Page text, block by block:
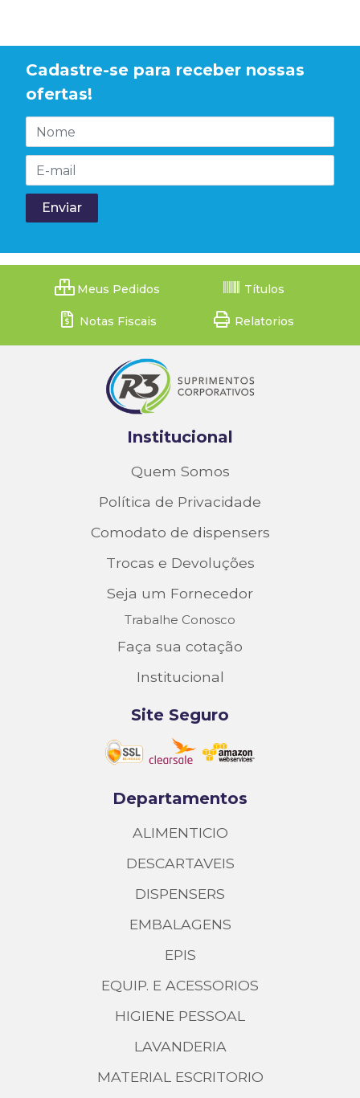
Cadastre-se para receber nossas
ofertas!
Meus Pedidos Títulos
Notas Fiscais Relatorios
Institucional
Quem Somos
Política de Privacidade
Comodato de dispensers
Trocas e Devoluções
Seja um Fornecedor
Trabalhe Conosco
Faça sua cotação
Institucional
Site Seguro
Departamentos
ALIMENTICIO
DESCARTAVEIS
DISPENSERS
EMBALAGENS
EPIS
EQUIP. E ACESSORIOS
HIGIENE PESSOAL
LAVANDERIA
MATERIAL ESCRITORIO